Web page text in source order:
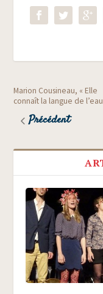
Marion Cousineau, « Elle
connaît la langue de
Précédent